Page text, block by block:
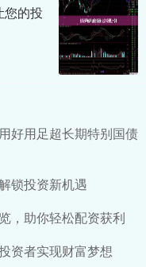
您的投
好用足超长期特别国债
锁投资新机遇
，助你轻松配资获利
资者实现财富梦想